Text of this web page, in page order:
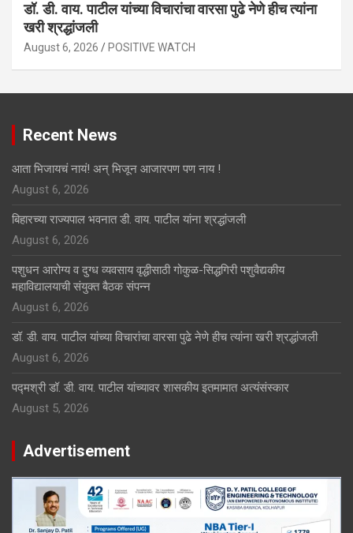
डॉ. डी. वाय. पाटील यांच्या विचारांचा वारसा पुढे नेणे हीच त्यांना
खरी श्रद्धांजली
August 6, 2026 POSITIVE WATCH
Recent News
आता भिजायचं नायं! अन् भिजून आजारपण पण नाय !
August 6, 2026
बिहारच्या राज्यपाल भवनात डी. वाय. पाटील यांना श्रद्धांजली
August 6, 2026
पशुधन आरोग्य व दुग्ध व्यवसाय वृद्धीसाठी गोकुळ-सिद्धगिरी पशुवैद्यकीय
महाविद्यालयाची संयुक्त बैठक संपन्न
August 6, 2026
डॉ. डी. वाय. पाटील यांच्या विचारांचा वारसा पुढे नेणे हीच त्यांना खरी श्रद्धांजली
August 6, 2026
पद्मश्री डॉ. डी. वाय. पाटील यांच्यावर शासकीय इतमामात अत्यंसंस्कार
August 5, 2026
Advertisement